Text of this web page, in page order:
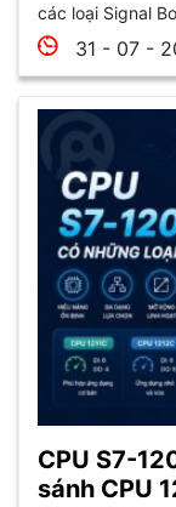
các loại Signal
31 - 07 -
CPU S7-
sánh CPU